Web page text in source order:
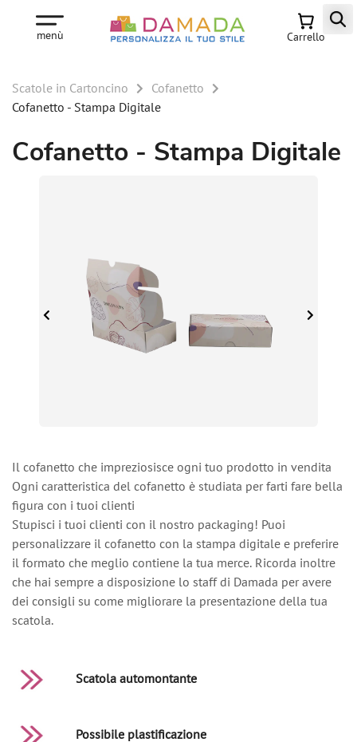
menù Carrello
Scatole in Cartoncino
Cofanetto
Cofanetto - Stampa Digitale
Cofanetto - Stampa Digitale
Il cofanetto che impreziosisce ogni tuo prodotto in vendita
Ogni caratteristica del cofanetto è studiata per farti fare bella
figura con i tuoi clienti
Stupisci i tuoi clienti con il nostro packaging! Puoi
personalizzare il cofanetto con la stampa digitale e preferire
il formato che meglio contiene la tua merce. Ricorda inoltre
che hai sempre a disposizione lo staff di Damada per avere
dei consigli su come migliorare la presentazione della tua
scatola.
Scatola automontante
Possibile plastificazione